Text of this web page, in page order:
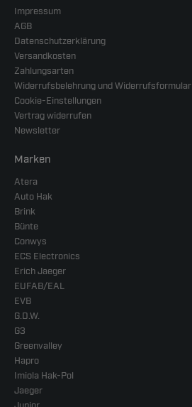
Impressum
AGB
Datenschutzerklärung
Versandkosten
Zahlungsarten
Widerrufsbelehrung und Widerrufsformular
Cookie-Einstellungen
Vertrag widerrufen
Newsletter
Marken
Atera
Auto Hak
Brink
Bünte
Conwys
ECS Electronics
Erich Jaeger
EUFAB/EAL
EVB
G.D.W.
G3
Greenvalley
Hapro
Imiola Hak-Pol
Jaeger